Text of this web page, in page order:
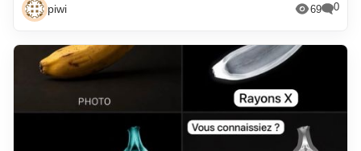
piwi 69 0